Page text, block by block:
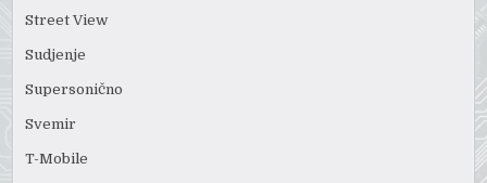
Street View
Sudjenje
Supersonično
Svemir
T-Mobile